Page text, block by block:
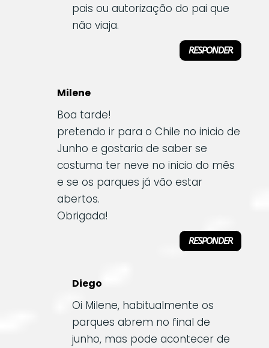
pais ou autorização do pai que
não viaja.
RESPONDER
Milene
Boa tarde!
pretendo ir para o Chile no inicio de
Junho e gostaria de saber se
costuma ter neve no inicio do mês
e se os parques já vão estar
abertos.
Obrigada!
RESPONDER
Diego
Oi Milene, habitualmente os
parques abrem no final de
junho, mas pode acontecer de